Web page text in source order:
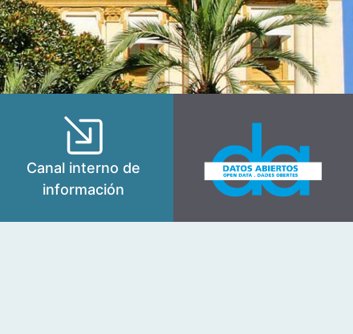
Canal interno de
información